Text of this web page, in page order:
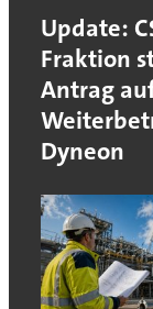
Update:
Fraktion
Antrag
Dyneon